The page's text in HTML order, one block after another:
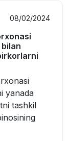
08/02/2024
yanada
tashkil